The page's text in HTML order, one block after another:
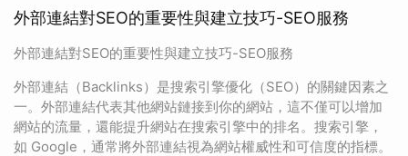
外部連結對SEO的重要性與建立技巧-SEO服務
外部連結對SEO的重要性與建立技巧-SEO服務
外部連結（Backlinks）是搜索引擎優化（SEO）的關鍵因素之
一。外部連結代表其他網站鏈接到你的網站，這不僅可以增加
網站的流量，還能提升網站在搜索引擎中的排名。搜索引擎，
如 Google，通常將外部連結視為網站權威性和可信度的指標。